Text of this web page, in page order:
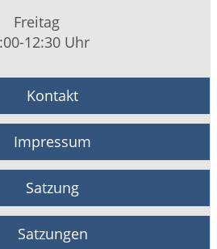
Freitag
12:30 Uhr
Kontakt
Impressum
Satzung
Satzungen